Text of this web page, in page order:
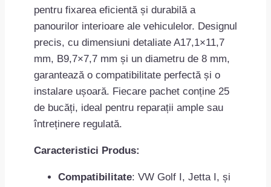
pentru fixarea eficientă și durabilă a
panourilor interioare ale vehiculelor. Designul
precis, cu dimensiuni detaliate A17,1×11,7
mm, B9,7×7,7 mm și un diametru de 8 mm,
garantează o compatibilitate perfectă și o
instalare ușoară. Fiecare pachet conține 25
de bucăți, ideal pentru reparații ample sau
întreținere regulată.
Caracteristici Produs:
Compatibilitate: VW Golf I, Jetta I, și